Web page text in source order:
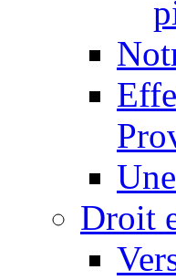
Droit